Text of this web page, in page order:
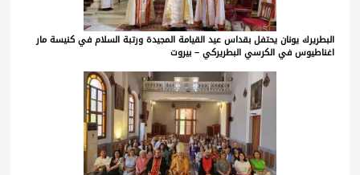
البطريرك يونان يحتفل بقداس عيد القيامة المجيدة ورتبة السلام في كنيسة مار
اغناطيوس في الكرسي البطريركي – بيروت